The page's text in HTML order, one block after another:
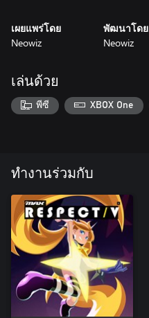
เผยแพร่โดย
Neowiz
พัฒนาโดย
Neowiz
เล่นด้วย
พีซี XBOX One
ทำงานร่วมกับ